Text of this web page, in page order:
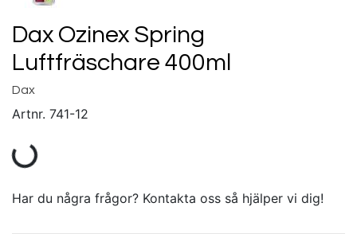
Dax Ozinex Spring
Luftfräschare 400ml
Dax
Artnr. 741-12
Har du några frågor? Kontakta oss så hjälper vi dig!